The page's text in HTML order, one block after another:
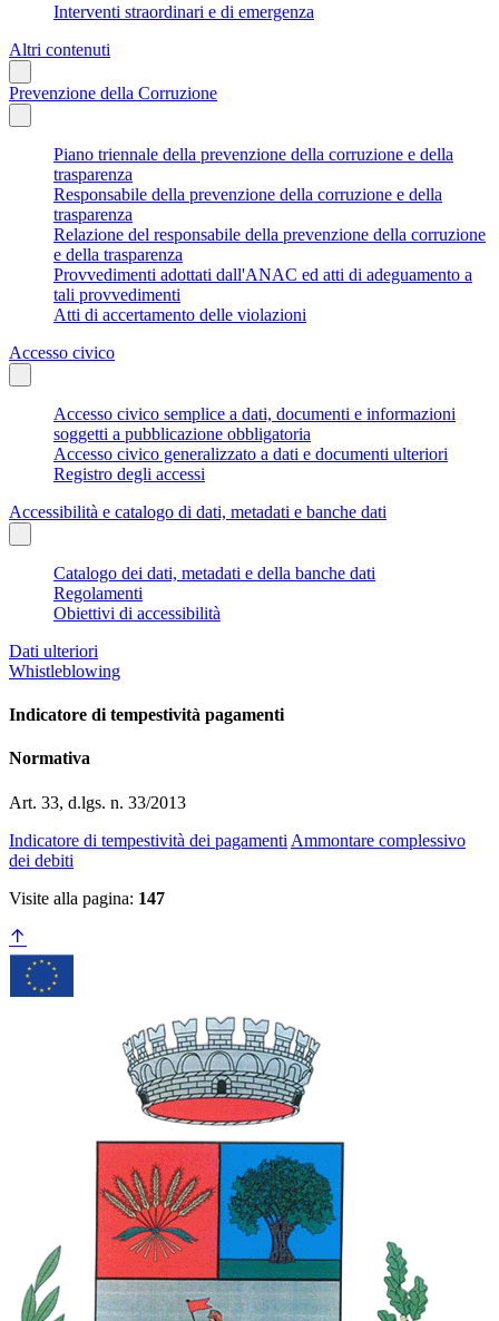
Interventi straordinari e di emergenza
Altri contenuti
Prevenzione della Corruzione
Piano triennale della prevenzione della corruzione e della
trasparenza
Responsabile della prevenzione della corruzione e della
trasparenza
Relazione del responsabile della prevenzione della corruzione
e della trasparenza
Provvedimenti adottati dall'ANAC ed atti di adeguamento a
tali provvedimenti
Atti di accertamento delle violazioni
Accesso civico
Accesso civico semplice a dati, documenti e informazioni
soggetti a pubblicazione obbligatoria
Accesso civico generalizzato a dati e documenti ulteriori
Registro degli accessi
Accessibilità e catalogo di dati, metadati e banche dati
Catalogo dei dati, metadati e della banche dati
Regolamenti
Obiettivi di accessibilità
Dati ulteriori
Whistleblowing
Indicatore di tempestività pagamenti
Normativa
Art. 33, d.lgs. n. 33/2013
Indicatore di tempestività dei pagamenti Ammontare complessivo
dei debiti
Visite alla pagina: 147